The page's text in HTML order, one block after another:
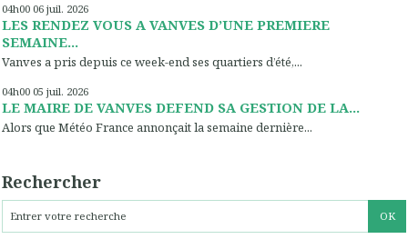
04h00 06 juil. 2026
LES RENDEZ VOUS A VANVES D’UNE PREMIERE
SEMAINE...
Vanves a pris depuis ce week-end ses quartiers d’été,...
04h00 05 juil. 2026
LE MAIRE DE VANVES DEFEND SA GESTION DE LA...
Alors que Météo France annonçait la semaine dernière...
Rechercher